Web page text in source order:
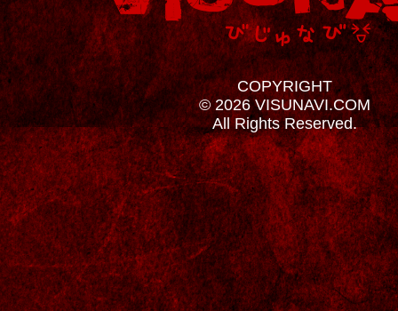
COPYRIGHT
© 2026 VISUNAVI.COM
All Rights Reserved.